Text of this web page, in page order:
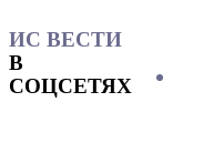
ИС ВЕСТИ
В
СОЦСЕТЯХ